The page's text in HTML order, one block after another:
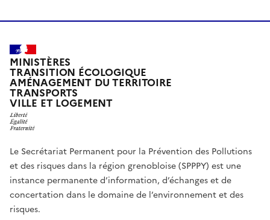
MINISTÈRES
TRANSITION ÉCOLOGIQUE
AMÉNAGEMENT DU TERRITOIRE
TRANSPORTS
VILLE ET LOGEMENT
Le Secrétariat Permanent pour la Prévention des Pollutions
et des risques dans la région grenobloise (SPPPY) est une
instance permanente d’information, d’échanges et de
concertation dans le domaine de l’environnement et des
risques.